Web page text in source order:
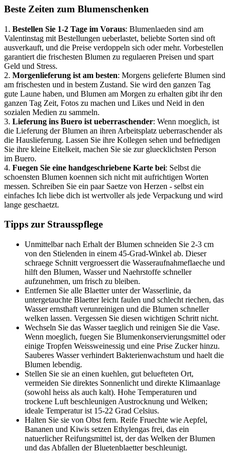
Beste Zeiten zum Blumenschenken
1. Bestellen Sie 1-2 Tage im Voraus: Blumenlaeden sind am
Valentinstag mit Bestellungen ueberlastet, beliebte Sorten sind oft
ausverkauft, und die Preise verdoppeln sich oder mehr. Vorbestellen
garantiert die frischesten Blumen zu regulaeren Preisen und spart
Geld und Stress.
2. Morgenlieferung ist am besten: Morgens gelieferte Blumen sind
am frischesten und in bestem Zustand. Sie wird den ganzen Tag
gute Laune haben, und Blumen am Morgen zu erhalten gibt ihr den
ganzen Tag Zeit, Fotos zu machen und Likes und Neid in den
sozialen Medien zu sammeln.
3. Lieferung ins Buero ist ueberraschender: Wenn moeglich, ist
die Lieferung der Blumen an ihren Arbeitsplatz ueberraschender als
die Hauslieferung. Lassen Sie ihre Kollegen sehen und befriedigen
Sie ihre kleine Eitelkeit, machen Sie sie zur gluecklichsten Person
im Buero.
4. Fuegen Sie eine handgeschriebene Karte bei: Selbst die
schoensten Blumen koennen sich nicht mit aufrichtigen Worten
messen. Schreiben Sie ein paar Saetze von Herzen - selbst ein
einfaches Ich liebe dich ist wertvoller als jede Verpackung und wird
lange geschaetzt.
Tipps zur Strausspflege
Unmittelbar nach Erhalt der Blumen schneiden Sie 2-3 cm
von den Stielenden in einem 45-Grad-Winkel ab. Dieser
schraege Schnitt vergroessert die Wasseraufnahmeflaeche und
hilft den Blumen, Wasser und Naehrstoffe schneller
aufzunehmen, um frisch zu bleiben.
Entfernen Sie alle Blaetter unter der Wasserlinie, da
untergetauchte Blaetter leicht faulen und schlecht riechen, das
Wasser ernsthaft verunreinigen und die Blumen schneller
welken lassen. Vergessen Sie diesen wichtigen Schritt nicht.
Wechseln Sie das Wasser taeglich und reinigen Sie die Vase.
Wenn moeglich, fuegen Sie Blumenkonservierungsmittel oder
einige Tropfen Weissweinessig und eine Prise Zucker hinzu.
Sauberes Wasser verhindert Bakterienwachstum und haelt die
Blumen lebendig.
Stellen Sie sie an einen kuehlen, gut beluefteten Ort,
vermeiden Sie direktes Sonnenlicht und direkte Klimaanlage
(sowohl heiss als auch kalt). Hohe Temperaturen und
trockene Luft beschleunigen Austrocknung und Welken;
ideale Temperatur ist 15-22 Grad Celsius.
Halten Sie sie von Obst fern. Reife Fruechte wie Aepfel,
Bananen und Kiwis setzen Ethylengas frei, das ein
natuerlicher Reifungsmittel ist, der das Welken der Blumen
und das Abfallen der Bluetenblaetter beschleunigt.